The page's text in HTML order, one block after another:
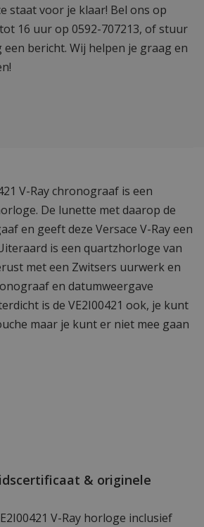
staat voor je klaar! Bel ons op
16 uur op 0592-707213, of stuur
bericht. Wij helpen je graag en
V-Ray chronograaf is een
De lunette met daarop de
en geeft deze Versace V-Ray een
is een quartzhorloge van
met een Zwitsers uurwerk en
en datumweergave
is de VE2I00421 ook, je kunt
maar je kunt er niet mee gaan
& originele
V-Ray horloge inclusief